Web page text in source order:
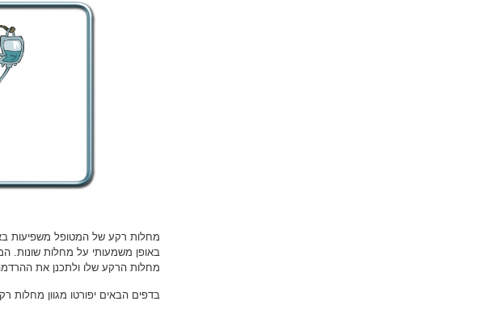
מחלות רקע של המטופל משפיעות
באופן משמעותי על מחלות שונות.
מחלות הרקע שלו ולתכנן את
בדפים הבאים יפורטו מגוון מחלות